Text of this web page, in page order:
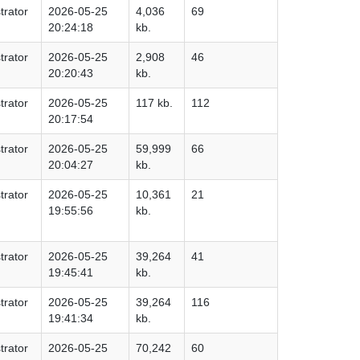
2026-05-25
20:24:18
4,036
kb.
69
2026-05-25
20:20:43
2,908
kb.
46
2026-05-25
20:17:54
117 kb. 112
2026-05-25
20:04:27
59,999
kb.
66
2026-05-25
19:55:56
10,361
kb.
21
2026-05-25
19:45:41
39,264
kb.
41
2026-05-25
19:41:34
39,264
kb.
116
2026-05-25
70,242
60